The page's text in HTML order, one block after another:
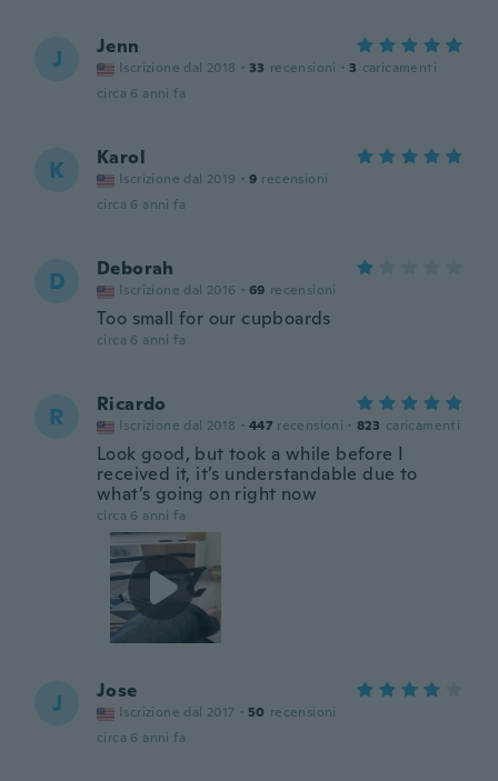
J Jenn
Iscrizione dal 2018 · 33 recensioni · 3 caricamenti
circa 6 anni fa
K Karol
Iscrizione dal 2019 · 9 recensioni
circa 6 anni fa
D Deborah
Iscrizione dal 2016 · 69 recensioni
Too small for our cupboards
circa 6 anni fa
R Ricardo
Iscrizione dal 2018 · 447 recensioni · 823 caricamenti
Look good, but took a while before I
received it, it’s understandable due to
what’s going on right now
circa 6 anni fa
J Jose
Iscrizione dal 2017 · 50 recensioni
circa 6 anni fa